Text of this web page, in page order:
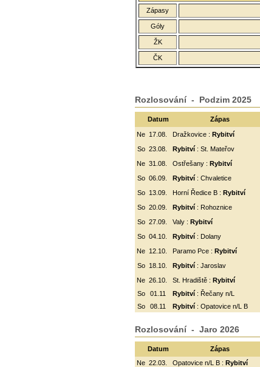
Zápasy
Góly
ŽK
ČK
Rozlosování - Podzim 2025
Datum Zápas
Ne 17.08. Dražkovice : Rybitví
So 23.08. Rybitví: St. Mateřov
Ne 31.08. Ostřešany : Rybitví
So 06.09. Rybitví : Chvaletice
So
13.09. Horní Ředice B : Rybitví
So 20.09. Rybitví : Rohoznice
So 27.09. Valy : Rybitví
So 04.10. Rybitví : Dolany
Ne 12.10. Paramo Pce : Rybitví
So
18.10. Rybitví: Jaroslav
Ne 26.10. St. Hradiště : Rybitví
So
01.11 Rybitví: Řečany n/L
So
08.11 Rybitví: Opatovice n/L B
Rozlosování - Jaro 2026
Datum Zápas
Ne 22.03. Opatovice n/L B : Rybitví